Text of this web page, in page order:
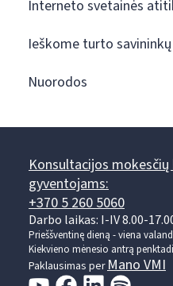
Interneto svetainės
Ieškome turto savininkų
Nuorodos
Konsultacijos
gyventojams:
+370 5 260 5060
Darbo laikas: I-IV 8.00-
Prieššventinę dieną - viena
Kiekvieno mėnesio antrą
Paklausimas perMano VMI